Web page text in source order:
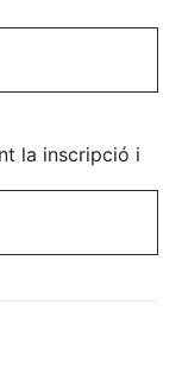
la inscripció i